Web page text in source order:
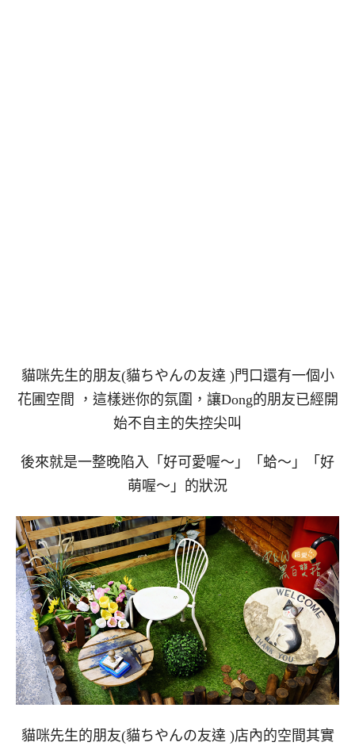
貓咪先生的朋友(貓ちやんの友達 )門口還有一個小
花圃空間 ，這樣迷你的氛圍，讓Dong的朋友已經開
始不自主的失控尖叫
後來就是一整晚陷入「好可愛喔～」「蛤～」「好
萌喔～」的狀況
貓咪先生的朋友(貓ちやんの友達 )店內的空間其實